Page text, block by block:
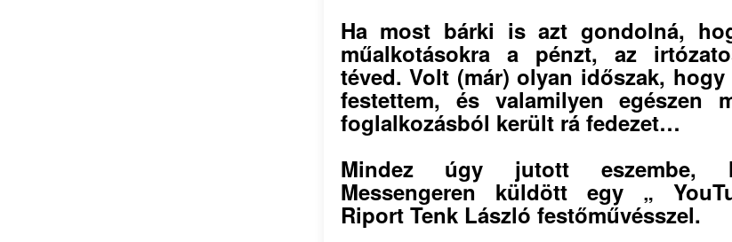
Ha most bárki is azt gondolná,
műalkotásokra a pénzt, az
téved. Volt (már) olyan időszak,
festettem, és valamilyen egészen
foglalkozásból került rá fedezet…
Mindez úgy jutott eszembe,
Messengeren küldött egy „
Riport Tenk László festőművésszel.